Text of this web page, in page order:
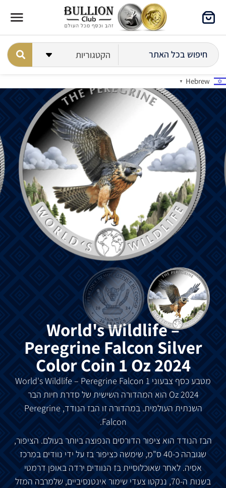
Hebrew
▼
World's Wildlife –
Peregrine Falcon Silver
Color Coin 1 Oz 2024
מטבעכסף צבעוני World's Wildlife – Peregrine Falcon 1
Oz 2024 הוא המהדורה השישית של סדרת חיות הבר
השנתית העולמית.במהדורה זו הבז הנודד , Peregrine
Falcon.
הבז הנודד הוא ציפור הדורסים הנפוצה ביותרבעולם. הציפור,
שגובהה כ-40 ס"מ, שימשה כציפורבז על ידי נוודים במרכז
אסיה. לאחר שאוכלוסייתבז הנוודים ירדה באופן דרמטי
בשנות ה-70, ננקטו צעדי שימור אינטנסיביים, שלמרבה המזל